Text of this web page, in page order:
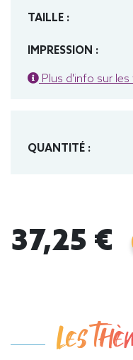
TAILLE :
IMPRESSION :
Plus d'info sur les
QUANTITÉ :
37,25 €
Les